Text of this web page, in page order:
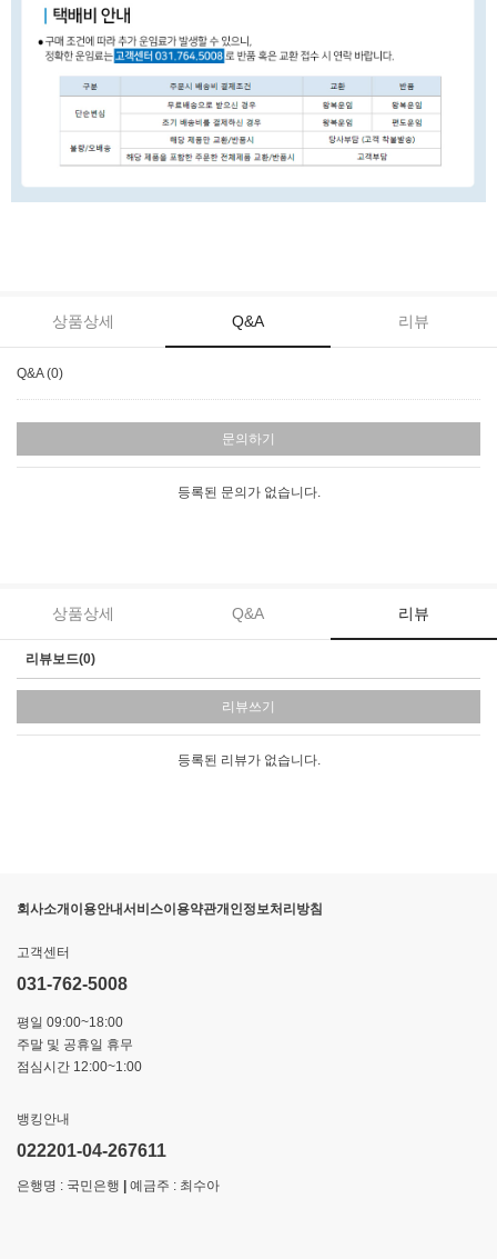
상품상세 Q&A 리뷰
Q&A (0)
문의하기
등록된 문의가 없습니다.
상품상세 Q&A 리뷰
리뷰보드(0)
리뷰쓰기
등록된 리뷰가 없습니다.
회사소개이용안내서비스이용약관개인정보처리방침
고객센터
031-762-5008
평일 09:00~18:00
주말 및 공휴일 휴무
점심시간 12:00~1:00
뱅킹안내
022201-04-267611
은행명 : 국민은행 | 예금주 : 최수아